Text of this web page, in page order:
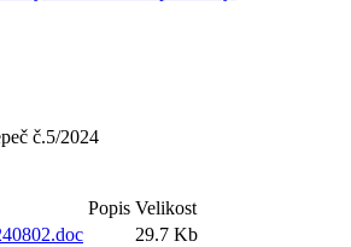
č.5/2024
Popis Velikost
29.7 Kb